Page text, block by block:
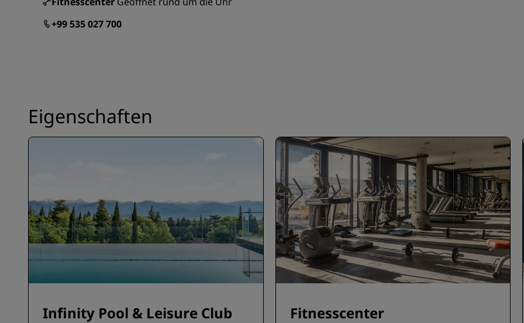
+99 535 027 700
Eigenschaften
Infinity Pool & Leisure Club Fitnesscenter